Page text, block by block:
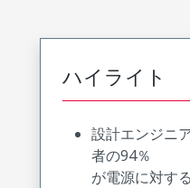
ハイライト
設計エンジニ
者の94％
が電源に対す